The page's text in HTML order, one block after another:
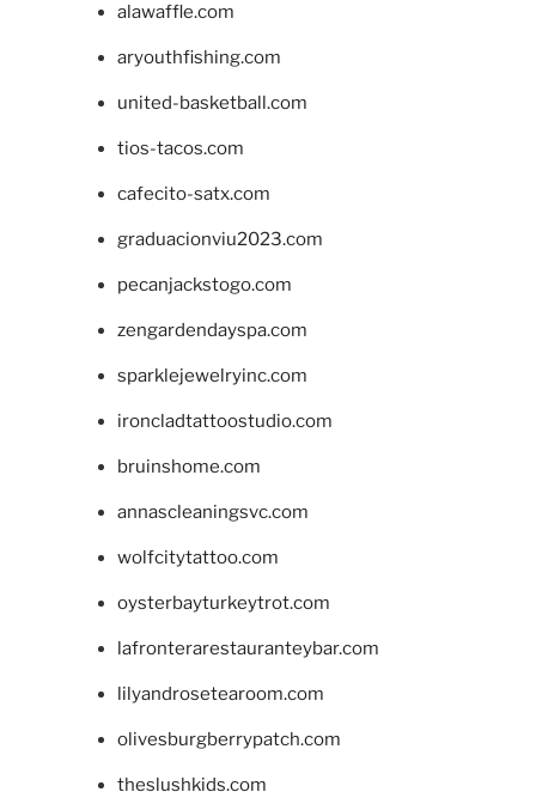
alawaffle.com
aryouthfishing.com
united-basketball.com
tios-tacos.com
cafecito-satx.com
graduacionviu2023.com
pecanjackstogo.com
zengardendayspa.com
sparklejewelryinc.com
ironcladtattoostudio.com
bruinshome.com
annascleaningsvc.com
wolfcitytattoo.com
oysterbayturkeytrot.com
lafronterarestauranteybar.com
lilyandrosetearoom.com
olivesburgberrypatch.com
theslushkids.com